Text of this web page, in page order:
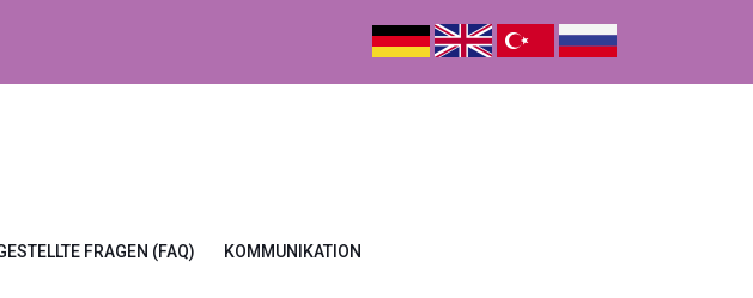
FRAGEN (FAQ) KOMMUNIKATION